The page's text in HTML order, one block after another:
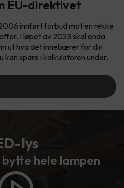
EU-direktivet
innført forbud mot en rekke
I løpet av 2023 skal enda
ut hva det innebærer for din
kan spare i kalkulatoren under.
lys
hele lampen